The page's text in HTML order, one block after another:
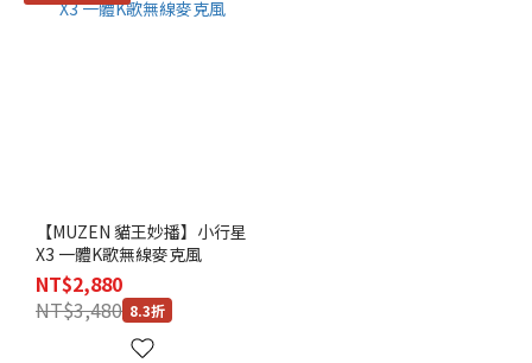
【MUZEN 貓王妙播】小行星
X3 一體K歌無線麥克風
NT$2,880
NT$3,480 8.3折